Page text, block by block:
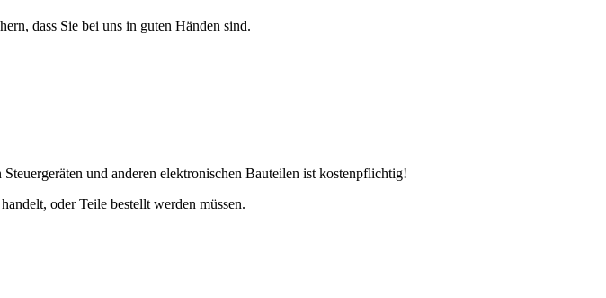
dass Sie bei uns in guten Händen sind.
und anderen elektronischen Bauteilen ist kostenpflichtig!
oder Teile bestellt werden müssen.